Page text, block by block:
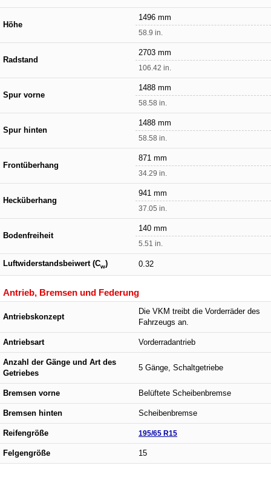
Höhe
1496 mm
58.9 in.
Radstand
2703 mm
106.42 in.
Spur vorne
1488 mm
58.58 in.
Spur hinten
1488 mm
58.58 in.
Frontüberhang
871 mm
34.29 in.
Hecküberhang
941 mm
37.05 in.
Bodenfreiheit
140 mm
5.51 in.
Luftwiderstandsbeiwert (Cw) 0.32
Antrieb, Bremsen und Federung
Antriebskonzept
Die VKM treibt die Vorderräder des
Fahrzeugs an.
Antriebsart Vorderradantrieb
Anzahl der Gänge und Art des
Getriebes
5 Gänge, Schaltgetriebe
Bremsen vorne Belüftete Scheibenbremse
Bremsen hinten Scheibenbremse
Reifengröße 195/65 R15
Felgengröße 15